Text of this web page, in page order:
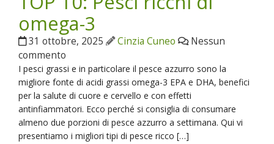
omega-3
31 ottobre, 2025 Cinzia Cuneo
Nessun
commento
I pesci grassi e in particolare il pesce azzurro sono la
migliore fonte di acidi grassi omega-3 EPA e DHA, benefici
per la salute di cuore e cervello e con effetti
antinfiammatori. Ecco perché si consiglia di consumare
almeno due porzioni di pesce azzurro a settimana. Qui vi
presentiamo i migliori tipi di pesce ricco […]